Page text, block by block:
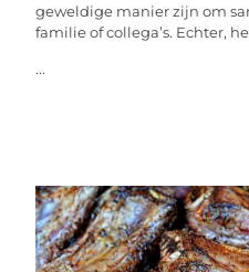
geweldige manier zijn om
familie of collega’s. Echter,
...